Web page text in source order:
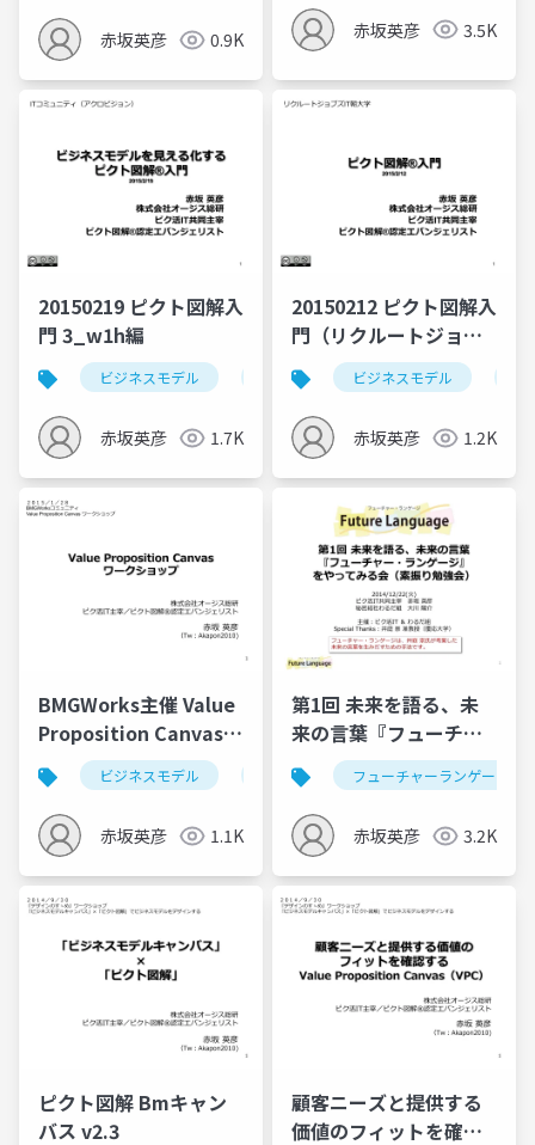
赤坂英彦 0.9K 赤坂英彦 3.5K
20150219 ピクト図解入
門 3_w1h編
ビジネスモデル ピクト図解 3w1hシート
赤坂英彦 1.7K
20150212 ピクト図解入
門（リクルートジョブ
ズ様 IT朝大学）
ビジネスモデル
赤坂英彦 1.2K
BMGWorks主催 Value
Proposition Canvas
ワークショップ
(2015/01/28)
ビジネスモデル バリュープロポジションキャンバス
赤坂英彦 1.1K
第1回 未来を語る、未
来の言葉『フューチャ
ー・ランゲージ』をや
ってみる会（素振り勉
強会）
フューチャーランゲージ
赤坂英彦 3.2K
ピクト図解 Bmキャン
バス v2.3
顧客ニーズと提供する
価値のフィットを確認